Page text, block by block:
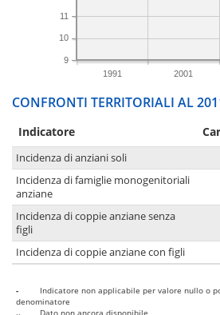
1991 2001
9
10
11
CONFRONTI TERRITORIALI AL
Indicatore
Incidenza di anziani soli
Incidenza di famiglie monogenitoriali
anziane
Incidenza di coppie anziane senza
figli
Incidenza di coppie anziane con figli
-
Indicatore non applicabile per valore nullo o
denominatore